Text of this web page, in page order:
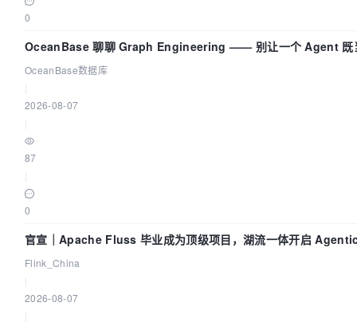
0
OceanBase 聊聊 Graph Engineering —— 别让一个 Agent 既
OceanBase数据库
2026-08-07
87
0
官宣｜Apache Fluss 毕业成为顶级项目，湖流一体开启
实时化时代
Flink_China
2026-08-07